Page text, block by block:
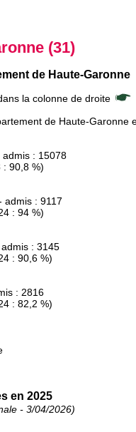
(31)
de Haute-Garonne
la colonne de droite
de Haute-Garonne
: 15078
: 90,8 %)
admis : 9117
: 94 %)
: 3145
: 90,6 %)
: 2816
: 82,2 %)
en 2025
- 3/04/2026)